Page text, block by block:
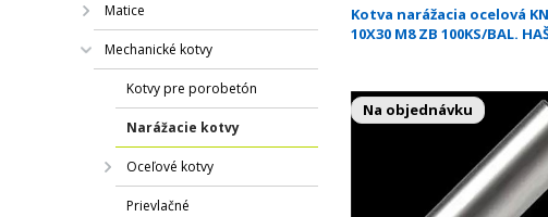
Matice
Mechanické kotvy
Kotvy pre porobetón
Narážacie kotvy
Oceľové kotvy
Prievlačné
Kotva narážacia ocelová
10X30 M8 ZB 100KS/BAL.
Na objednávku